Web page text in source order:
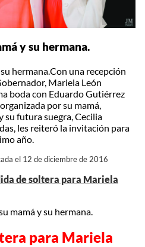
y su hermana.
hermana.Con una recepción
Mariela León
boda con Eduardo Gutiérrez
por su mamá,
su futura suegra, Cecilia
les reiteró la invitación para
año.
el 12 de diciembre de 2016
de soltera para Mariela
mamá y su hermana.
para Mariela